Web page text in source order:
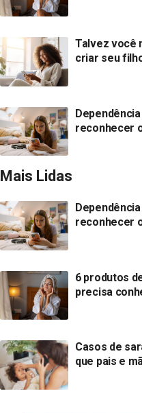
Talvez você
criar seu
reconhecer
Mais Lidas
reconhecer
6 produtos
precisa
Casos de
que pais e